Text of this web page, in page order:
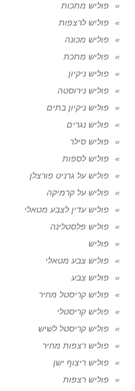
פוליש מתכות
פוליש לרצפות
פוליש מכונה
פוליש מתכת
פוליש ניקיון
פוליש נירוסטה
פוליש ניקיון בתים
פוליש נגרים
פוליש סילר
פוליש לספות
פוליש על גרניט פורצלן
פוליש על קרמיקה
פוליש עדין לצבע מטאלי
פוליש פלסטלינה
פוליש
פוליש צבע מטאלי
פוליש צבע
פוליש קריסטל מחיר
פוליש קריסטלי
פוליש קריסטל לשיש
פוליש רצפות מחיר
פוליש ריצוף ישן
פוליש רצפות